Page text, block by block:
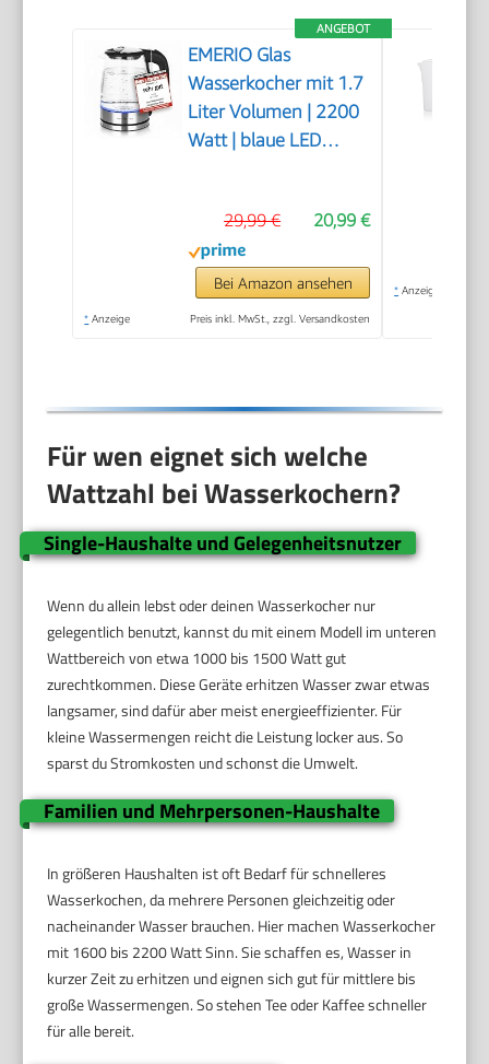
ANGEBOT
EMERIO Glas
Wasserkocher mit 1.7
Liter Volumen | 2200
Watt | blaue LED
Preis/Leistung Haus &
Garten Test | bestes
Borosilikatglas | Auto
Off | WK-119988.7
20,99 €
29,99 €
Bei Amazon ansehen
* Anzeige Preis inkl. MwSt., zzgl. Versandkosten
* Anzeige
Für wen eignet sich welche
Wattzahl bei Wasserkochern?
Single-Haushalte und Gelegenheitsnutzer
Wenn du allein lebst oder deinen Wasserkocher nur
gelegentlich benutzt, kannst du mit einem Modell im unteren
Wattbereich von etwa 1000 bis 1500 Watt gut
zurechtkommen. Diese Geräte erhitzen Wasser zwar etwas
langsamer, sind dafür aber meist energieeffizienter. Für
kleine Wassermengen reicht die Leistung locker aus. So
sparst du Stromkosten und schonst die Umwelt.
Familien und Mehrpersonen-Haushalte
In größeren Haushalten ist oft Bedarf für schnelleres
Wasserkochen, da mehrere Personen gleichzeitig oder
nacheinander Wasser brauchen. Hier machen Wasserkocher
mit 1600 bis 2200 Watt Sinn. Sie schaffen es, Wasser in
kurzer Zeit zu erhitzen und eignen sich gut für mittlere bis
große Wassermengen. So stehen Tee oder Kaffee schneller
für alle bereit.